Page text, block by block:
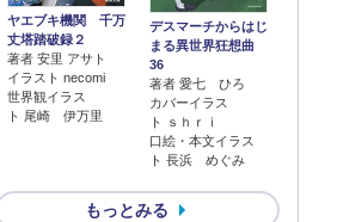
ヤエブキ機関 千万
丈塔踏破録２
著者 安里 アサト
イラスト necomi
世界観イラス
ト 尾崎 伊万里
デスマーチからはじ
まる異世界狂想曲
36
著者 愛七 ひろ
カバーイラス
ト ｓｈｒｉ
口絵・本文イラス
ト 長浜 めぐみ
もっとみる